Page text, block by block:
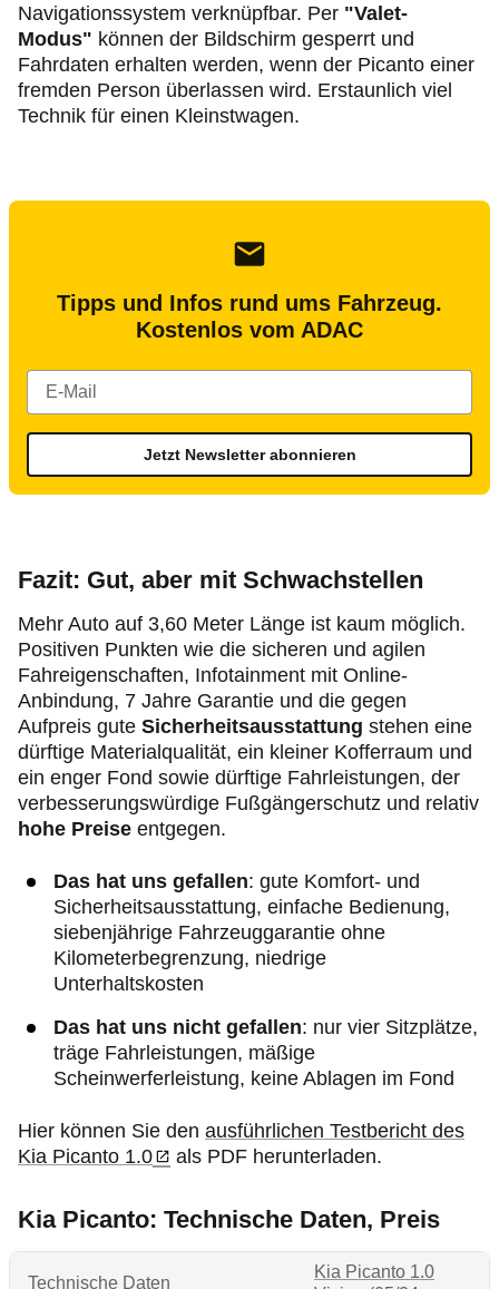
Navigationssystem verknüpfbar. Per "Valet-
Modus" können der Bildschirm gesperrt und
Fahrdaten erhalten werden, wenn der Picanto einer
fremden Person überlassen wird. Erstaunlich viel
Technik für einen Kleinstwagen.
Tipps und Infos rund ums Fahrzeug.
Kostenlos vom ADAC
Jetzt Newsletter abonnieren
Fazit: Gut, aber mit Schwachstellen
Mehr Auto auf 3,60 Meter Länge ist kaum möglich.
Positiven Punkten wie die sicheren und agilen
Fahreigenschaften, Infotainment mit Online-
Anbindung, 7 Jahre Garantie und die gegen
Aufpreis gute Sicherheitsausstattung stehen eine
dürftige Materialqualität, ein kleiner Kofferraum und
ein enger Fond sowie dürftige Fahrleistungen, der
verbesserungswürdige Fußgängerschutz und relativ
hohe Preise entgegen.
Das hat uns gefallen: gute Komfort- und
Sicherheitsausstattung, einfache Bedienung,
siebenjährige Fahrzeuggarantie ohne
Kilometerbegrenzung, niedrige
Unterhaltskosten
Das hat uns nicht gefallen: nur vier Sitzplätze,
träge Fahrleistungen, mäßige
Scheinwerferleistung, keine Ablagen im Fond
Hier können Sie den ausführlichen Testbericht des
Kia Picanto 1.0
als PDF herunterladen.
Kia Picanto: Technische Daten, Preis
Technische Daten
Kia Picanto 1.0